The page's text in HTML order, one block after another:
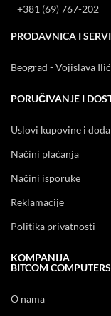
+381 (69) 767-202
PRODAVNICA I
Beograd - Vojislava
PORUČIVANJE I
Uslovi kupovine i
Načini plaćanja
Načini isporuke
Reklamacije
Politika privatnosti
KOMPANIJA
BITCOM COMPUTERS
O nama